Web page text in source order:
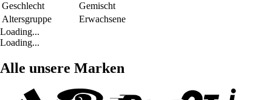
Geschlecht
Gemischt
Altersgruppe
Erwachsene
Loading...
Loading...
Alle unsere Marken